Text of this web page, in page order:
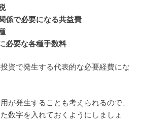
係で必要になる共益費
必要な各種手数料
資で発生する代表的な必要経費にな
が発生することも考えられるので、
数字を入れておくようにしましょ